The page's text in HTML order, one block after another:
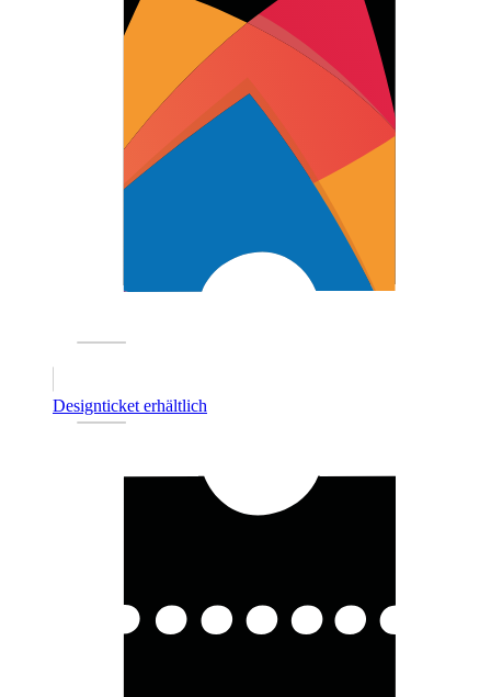
Designticket erhältlich